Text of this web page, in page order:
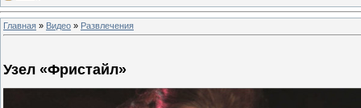
Главная » Видео » Развлечения
Узел «Фристайл»